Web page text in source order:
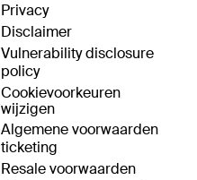
Privacy
Disclaimer
Vulnerability disclosure
policy
Cookievoorkeuren
wijzigen
Algemene voorwaarden
ticketing
Resale voorwaarden